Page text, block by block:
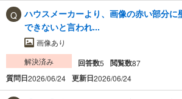
ハウスメーカーより、画像の赤い部分に
できないと言われ...
画像あり
解決済み
回答数5 閲覧数87
質問日2026/06/24 更新日2026/06/24